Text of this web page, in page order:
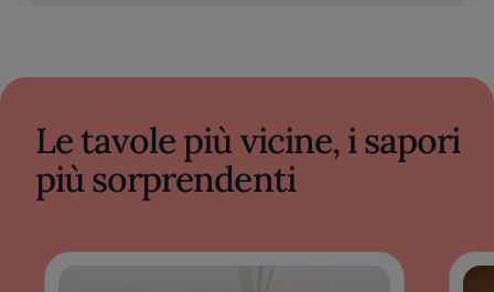
Le tavole più vicine, i sapori
più sorprendenti